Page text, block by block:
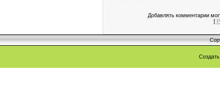
Добавлять комментарии
[